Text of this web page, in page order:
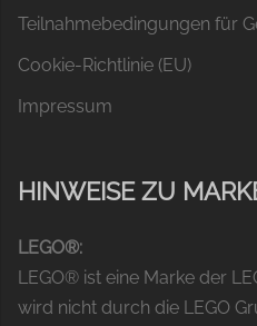
Teilnahmebedingungen für
Cookie-Richtlinie (EU)
Impressum
HINWEISE ZU
LEGO®:
LEGO® ist eine Marke der
wird nicht durch die LEGO